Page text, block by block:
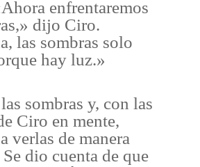
enfrentaremos
dijo Ciro.
las sombras solo
hay luz.»
sombras y, con las
Ciro en mente,
verlas de manera
dio cuenta de que